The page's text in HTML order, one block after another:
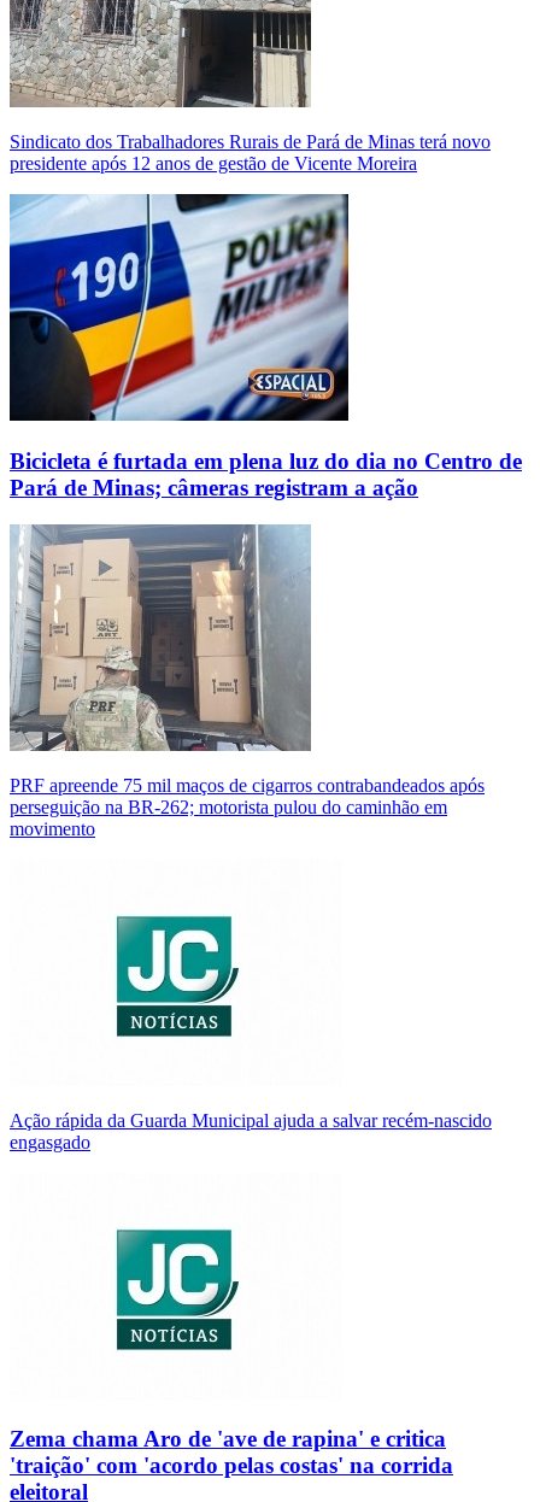
Sindicato dos Trabalhadores Rurais de Pará de Minas terá novo
presidente após 12 anos de gestão de Vicente Moreira
Bicicleta é furtada em plena luz do dia no Centro de
Pará de Minas; câmeras registram a ação
PRF apreende 75 mil maços de cigarros contrabandeados após
perseguição na BR-262; motorista pulou do caminhão em
movimento
Ação rápida da Guarda Municipal ajuda a salvar recém-nascido
engasgado
Zema chama Aro de 'ave de rapina' e critica
'traição' com 'acordo pelas costas' na corrida
eleitoral